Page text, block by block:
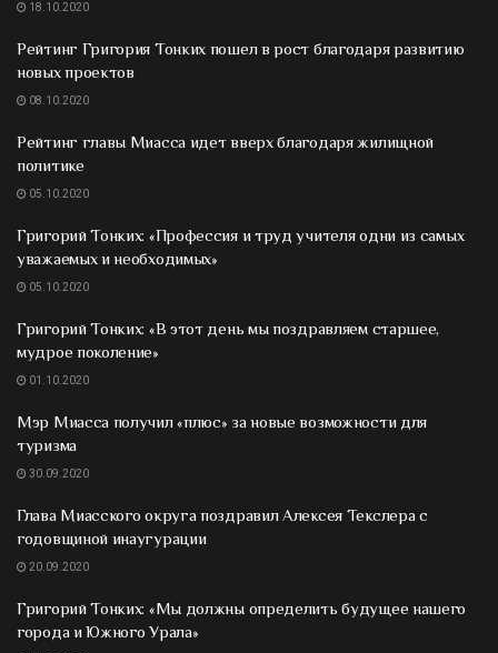
18.10.2020
Рейтинг Григория Тонких пошел в рост благодаря развитию
новых проектов
08.10.2020
Рейтинг главы Миасса идет вверх благодаря жилищной
политике
05.10.2020
Григорий Тонких: «Профессия и труд учителя одни из самых
уважаемых и необходимых»
05.10.2020
Григорий Тонких: «В этот день мы поздравляем старшее,
мудрое поколение»
01.10.2020
Мэр Миасса получил «плюс» за новые возможности для
туризма
30.09.2020
Глава Миасского округа поздравил Алексея Текслера с
годовщиной инаугурации
20.09.2020
Григорий Тонких: «Мы должны определить будущее нашего
города и Южного Урала»